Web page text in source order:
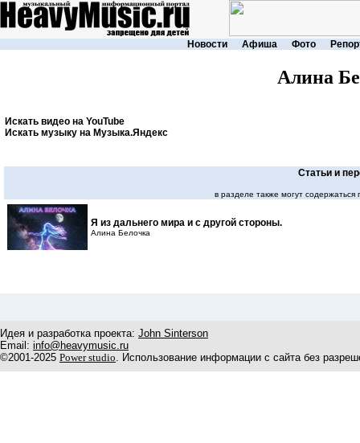
Новости Афиша Фото
Алина
Искать видео на YouTube
Искать музыку на Музыка.Яндекс
Статьи и
в разделе также могут
Я из дальнего мира и с другой стороны.
Алина Белочка
Идея и разработка проекта: John Sinterson
Email: info@heavymusic.ru
©2001-2025 Power studio. Использование информации с сайта без